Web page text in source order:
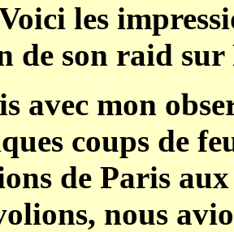
les
de son raid
avec mon
coups de
de Paris
nous